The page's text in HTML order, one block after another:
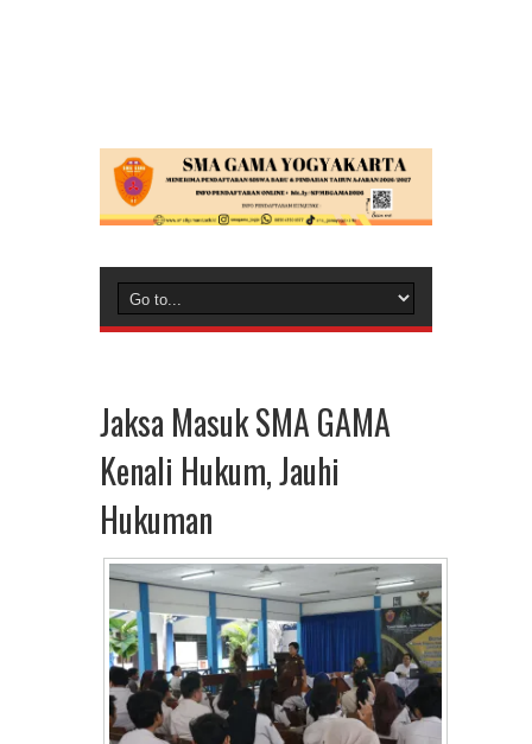
Jaksa Masuk SMA GAMA
Kenali Hukum, Jauhi
Hukuman